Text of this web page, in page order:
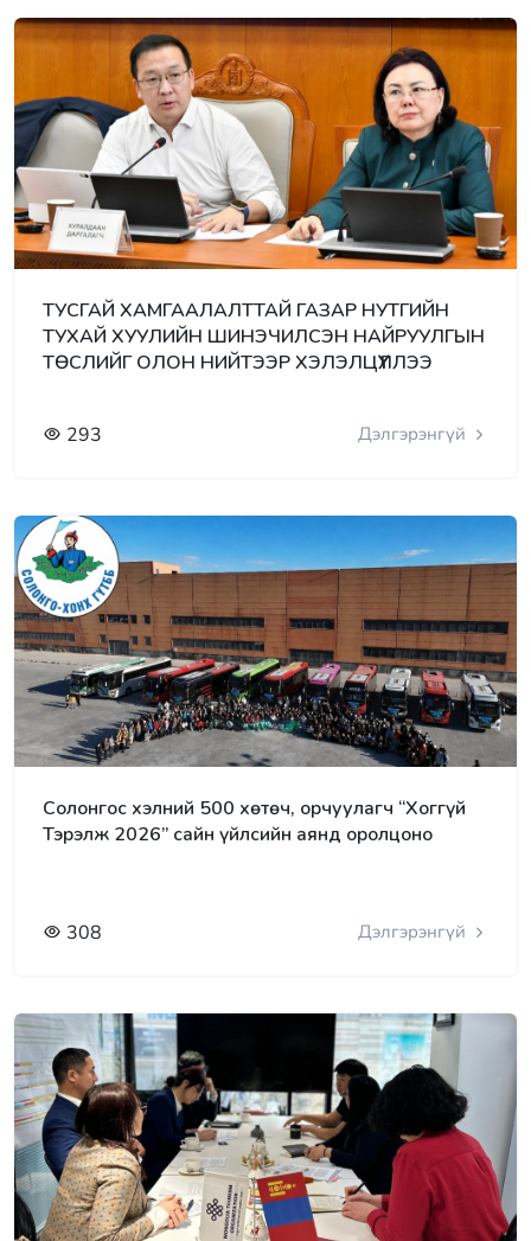
ТУСГАЙ ХАМГААЛАЛТТАЙ ГАЗАР НУТГИЙН
ТУХАЙ ХУУЛИЙН ШИНЭЧИЛСЭН НАЙРУУЛГЫН
ТӨСЛИЙГ ОЛОН НИЙТЭЭР ХЭЛЭЛЦҮҮЛЛЭЭ
293 Дэлгэрэнгүй
Солонгос хэлний 500 хөтөч, орчуулагч “Хоггүй
Тэрэлж 2026” сайн үйлсийн аянд оролцоно
308 Дэлгэрэнгүй